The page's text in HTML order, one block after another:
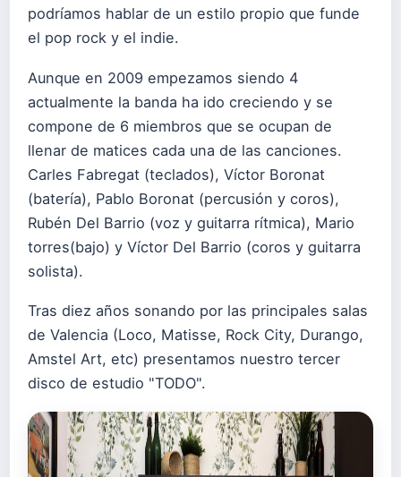
podríamos hablar de un estilo propio que funde
el pop rock y el indie.
Aunque en 2009 empezamos siendo 4
actualmente la banda ha ido creciendo y se
compone de 6 miembros que se ocupan de
llenar de matices cada una de las canciones.
Carles Fabregat (teclados), Víctor Boronat
(batería), Pablo Boronat (percusión y coros),
Rubén Del Barrio (voz y guitarra rítmica), Mario
torres(bajo) y Víctor Del Barrio (coros y guitarra
solista).
Tras diez años sonando por las principales salas
de Valencia (Loco, Matisse, Rock City, Durango,
Amstel Art, etc) presentamos nuestro tercer
disco de estudio "TODO".